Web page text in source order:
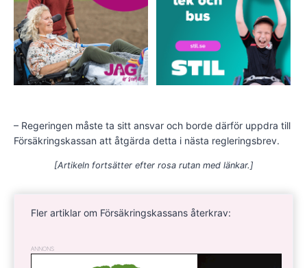
– Regeringen måste ta sitt ansvar och borde därför uppdra till
Försäkringskassan att åtgärda detta i nästa regleringsbrev.
[Artikeln fortsätter efter rosa rutan med länkar.]
Fler artiklar om Försäkringskassans återkrav:
ANNONS